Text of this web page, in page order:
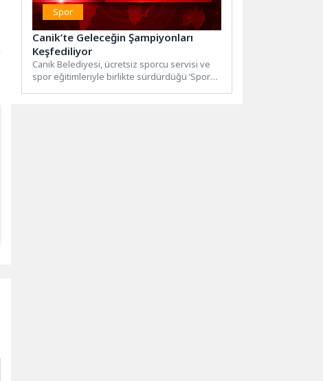
Spor
Canik’te Geleceğin Şampiyonları
Keşfediliyor
Canik Belediyesi, ücretsiz sporcu servisi ve
spor eğitimleriyle birlikte sürdürdüğü ‘Sporcu